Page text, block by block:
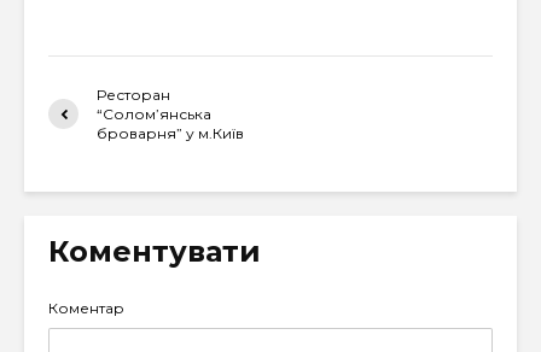
Ресторан
“Солом’янська
броварня” у м.Київ
Коментувати
Коментар